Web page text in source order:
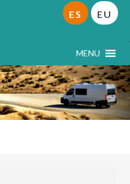
MENU
ES EU